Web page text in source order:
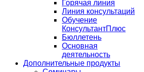
Горячая линия
Линия консультаций
Обучение
КонсультантПлюс
Бюллетень
Основная
деятельность
Дополнительные продукты